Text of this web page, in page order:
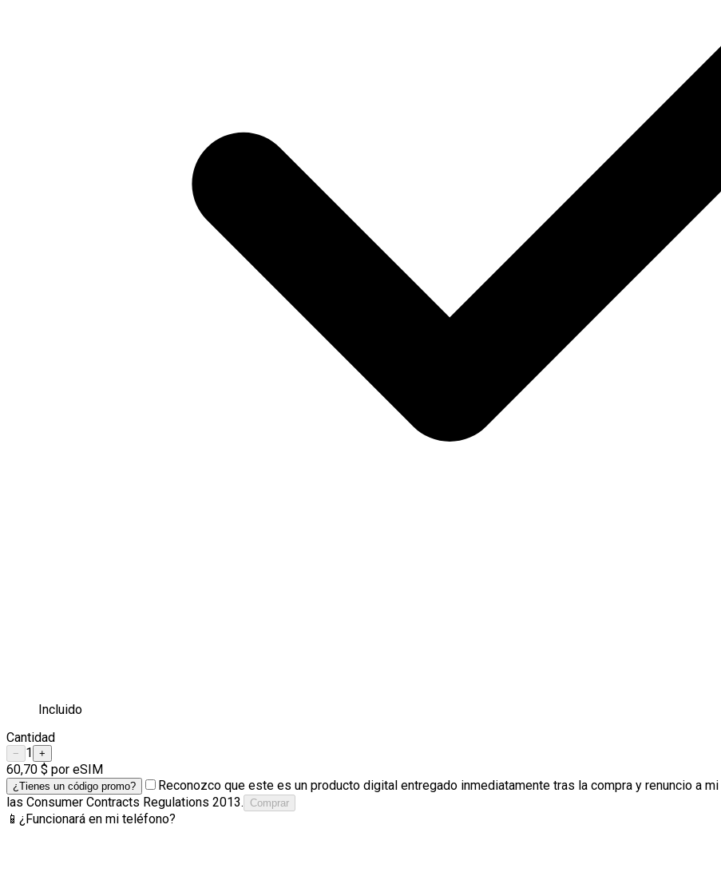
Incluido
Cantidad
− 1 +
60,70 $ por eSIM
¿Tienes un código promo?
Reconozco que este es un producto digital entregado inmediatamente tras la compra y renuncio a
las Consumer Contracts Regulations 2013.
Comprar
📱 ¿Funcionará en mi teléfono?